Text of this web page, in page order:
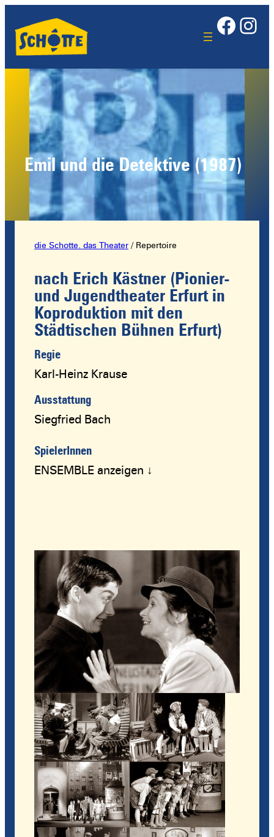
Emil und die Detektive (1987)
die Schotte. das Theater / Repertoire
nach Erich Kästner (Pionier-
und Jugendtheater Erfurt in
Koproduktion mit den
Städtischen Bühnen Erfurt)
Regie
Karl-Heinz Krause
Ausstattung
Siegfried Bach
SpielerInnen
ENSEMBLE anzeigen ↓